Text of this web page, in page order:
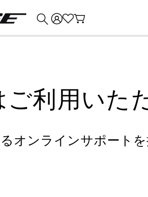
利用いた
オンラインサポートを